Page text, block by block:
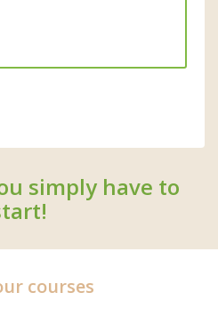
simply have to
courses